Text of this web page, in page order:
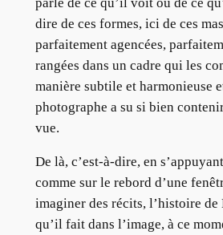
dire de ces formes, ici de ces
parfaitement agencées,
rangées dans un cadre qui les
manière subtile et harmonieuse
photographe a su si bien
vue.
De là, c’est-à-dire, en
comme sur le rebord d’une
imaginer des récits, l’histoire de
qu’il fait dans l’image, à ce